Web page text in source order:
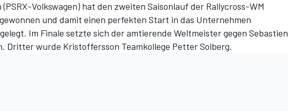
Volkswagen) hat den zweiten Saisonlauf der Rallycross-WM
und damit einen perfekten Start in das Unternehmen
Im Finale setzte sich der amtierende Weltmeister gegen Sebastien
Dritter wurde Kristoffersson Teamkollege Petter Solberg.